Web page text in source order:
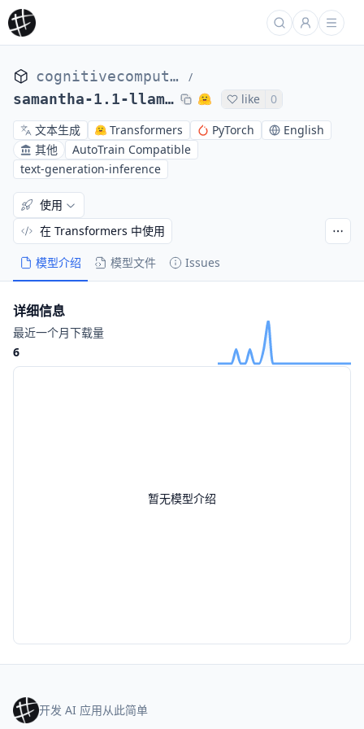
cognitivecomputations /
samantha-1.1-llama-13b like
0
文本生成
Transformers PyTorch
English
其他
AutoTrain Compatible
text-generation-inference
模型介绍 模型文件 Issues
使用
在 Transformers 中使用
暂无模型介绍
详细信息
最近一个月下载量
6
开发 AI 应用从此简单